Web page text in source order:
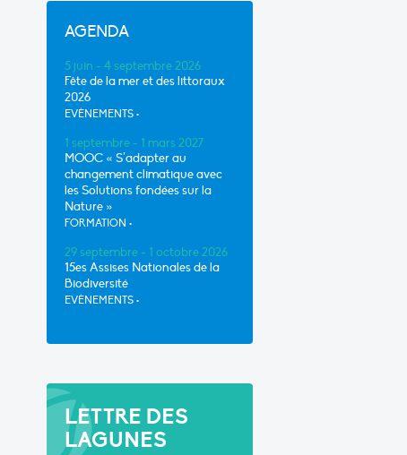
AGENDA
5 juin - 4 septembre 2026
Fête de la mer et des littoraux
2026
EVÈNEMENTS •
1 septembre - 1 mars 2027
MOOC « S’adapter au
changement climatique avec
les Solutions fondées sur la
Nature »
FORMATION •
29 septembre - 1 octobre 2026
15es Assises Nationales de la
Biodiversité
EVÈNEMENTS •
LETTRE DES
LAGUNES